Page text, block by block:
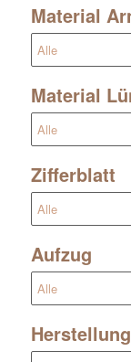
Material
Material
Zifferblatt
Aufzug